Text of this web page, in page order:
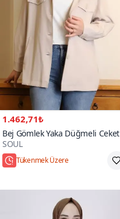
1.462,71₺
Bej Gömlek Yaka Düğmeli Ceket
SOUL
Tükenmek Üzere